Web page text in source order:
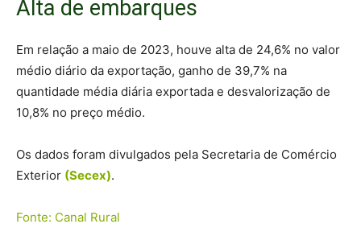
Alta de embarques
Em relação a maio de 2023, houve alta de 24,6% no valor
médio diário da exportação, ganho de 39,7% na
quantidade média diária exportada e desvalorização de
10,8% no preço médio.
Os dados foram divulgados pela Secretaria de Comércio
Exterior (Secex).
Fonte: Canal Rural